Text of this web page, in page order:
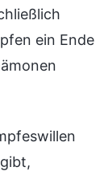
ein Ende